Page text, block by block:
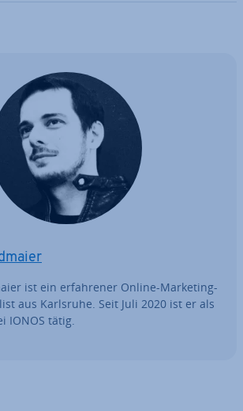
ist ein er­fah­re­ner Online-Marketing-
aus Karlsruhe. Seit Juli 2020 ist er als
IONOS tätig.